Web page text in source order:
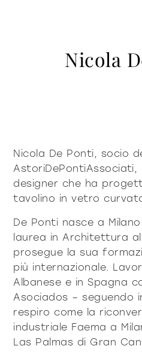
tavolini
fianco
divani e
home
tutti i
prodotti
Moderno deciso 2022
Accessori
Sedie
Divani e poltrone
Home Office
Villa Miralfiore
B2B
Redazionali
Comunicati stampa
sei un rivenditore?
contract & progetti
Nicola
Nicola De Ponti, socio
designer che ha
tavolino in vetro
De Ponti nasce a Milano
laurea in Architettura
prosegue la sua
più internazionale.
Albanese e in Spagna
Asociados – seguendo
respiro come la
industriale Faema a
Las Palmas di Gran